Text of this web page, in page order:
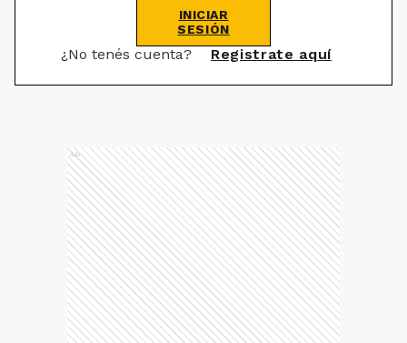
INICIAR
SESIÓN
¿No tenés cuenta? Registrate aquí
Ads